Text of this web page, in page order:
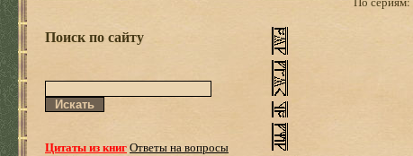
Поиск по сайту
Цитаты из книгОтветы на вопросы